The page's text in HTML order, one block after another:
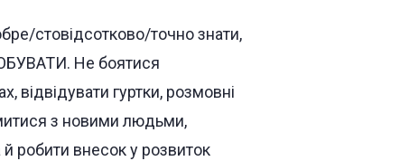
стовідсотково/точно знати,
Не боятися
відвідувати гуртки, розмовні
з новими людьми,
робити внесок у розвиток